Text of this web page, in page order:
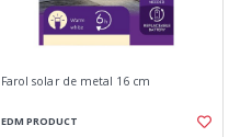
Farol solar de metal 16 cm
EDM PRODUCT